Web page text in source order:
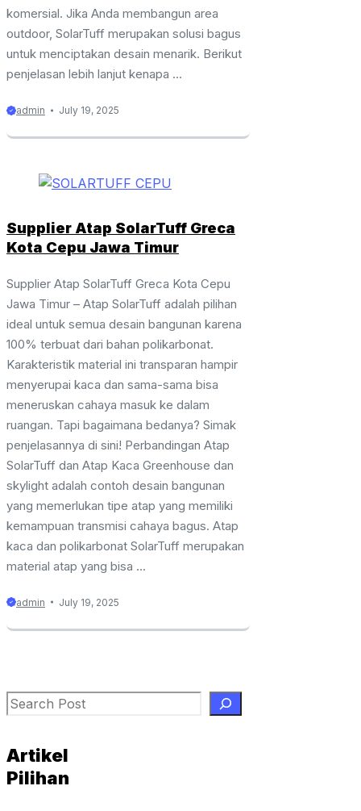
komersial. Jika Anda membangun area
outdoor, SolarTuff merupakan solusi bagus
untuk menciptakan desain menarik. Berikut
penjelasan lebih lanjut kenapa ...
admin July 19, 2025
Supplier Atap SolarTuff Greca
Kota Cepu Jawa Timur
Supplier Atap SolarTuff Greca Kota Cepu
Jawa Timur – Atap SolarTuff adalah pilihan
ideal untuk semua desain bangunan karena
100% terbuat dari bahan polikarbonat.
Karakteristik material ini transparan hampir
menyerupai kaca dan sama-sama bisa
meneruskan cahaya masuk ke dalam
ruangan. Tapi bagaimana bedanya? Simak
penjelasannya di sini! Perbandingan Atap
SolarTuff dan Atap Kaca Greenhouse dan
skylight adalah contoh desain bangunan
yang memerlukan tipe atap yang memiliki
kemampuan transmisi cahaya bagus. Atap
kaca dan polikarbonat SolarTuff merupakan
material atap yang bisa ...
admin July 19, 2025
Search
Artikel
Pilihan